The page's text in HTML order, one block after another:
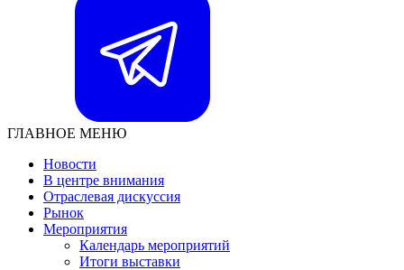
ГЛАВНОЕ МЕНЮ
Новости
В центре внимания
Отраслевая дискуссия
Рынок
Мероприятия
Календарь мероприятий
Итоги выставки